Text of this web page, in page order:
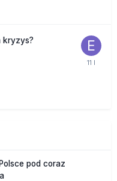
kryzys?
pod coraz